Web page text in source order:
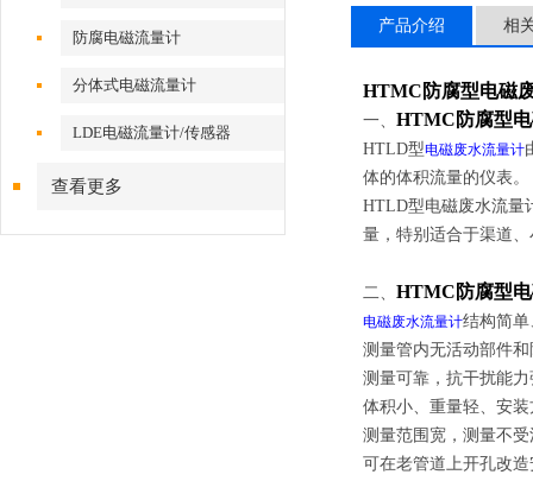
防腐电磁流量计
分体式电磁流量计
LDE电磁流量计/传感器
查看更多
产品介绍 相
HTMC防腐型电磁
一、 HTMC防腐型
HTLD型电磁废水流量计
体的体积流量的仪表。
HTLD型电磁废水流量
量，特别适合于渠道
二、 HTMC防腐型
电磁废水流量计结构简
测量管内无活动部件
测量可靠，抗干扰能
体积小、重量轻、安
测量范围宽，测量不
可在老管道上开孔改